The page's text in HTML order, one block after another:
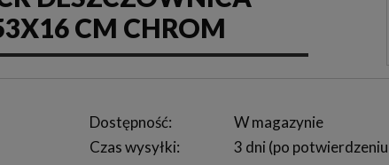
CM CHROM
Dostępność:
W magazynie
Czas wysyłki:
3 dni